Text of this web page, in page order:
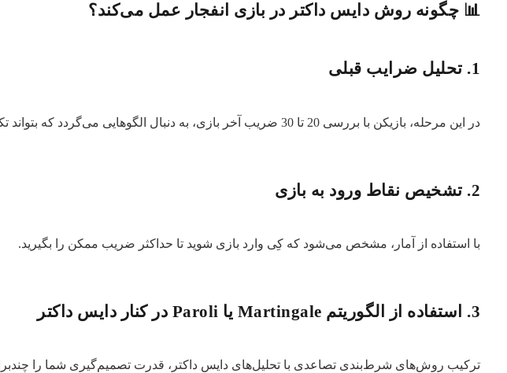
📊 چگونه روش دایس داکتر در بازی انفجار عمل می‌کند؟
1. تحلیل ضرایب قبلی
در این مرحله، بازیکن با بررسی 20 تا 30 ضریب آخر بازی، به دنبال الگوهایی می‌گردد که بتواند تکرار احتمالی آن‌ها را پیش‌بینی کند.
2. تشخیص نقاط ورود به بازی
با استفاده از آمار، مشخص می‌شود که کِی وارد بازی شوید تا حداکثر ضریب ممکن را بگیرید.
3. استفاده از الگوریتم Martingale یا Paroli در کنار دایس داکتر
ترکیب روش‌های شرط‌بندی تصاعدی با تحلیل‌های دایس داکتر، قدرت تصمیم‌گیری شما را